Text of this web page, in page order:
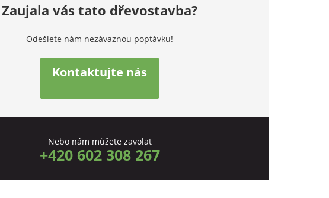
Zaujala vás tato dřevostavba?
Odešlete nám nezávaznou poptávku!
Kontaktujte nás
Nebo nám můžete zavolat
+420 602 308 267